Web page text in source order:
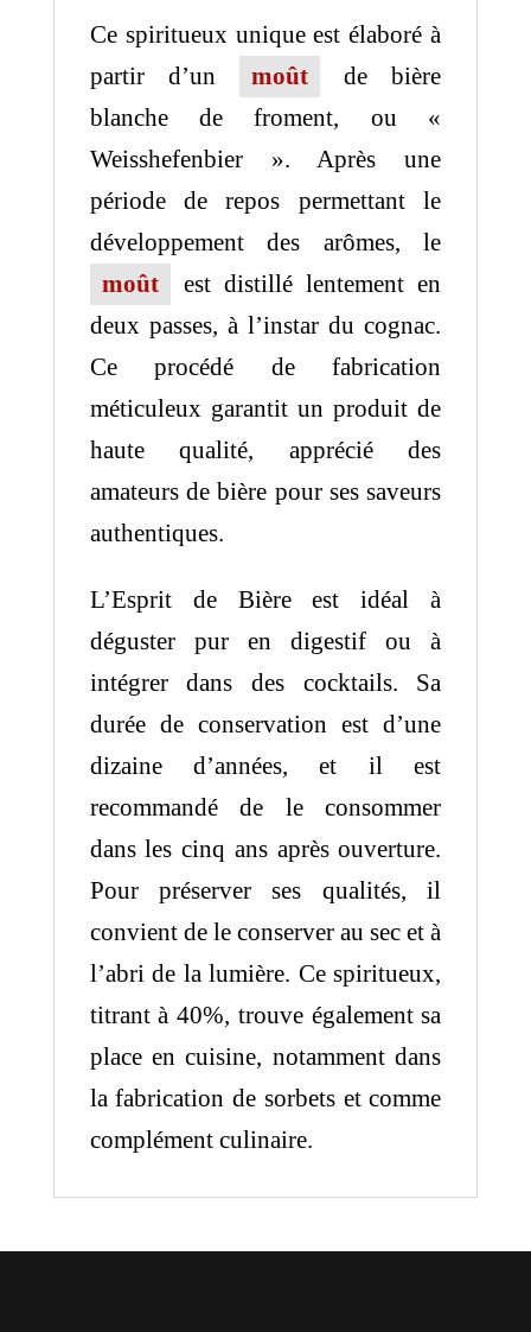
Ce spiritueux unique est élaboré à
partir d’un
moût
de bière
blanche de froment, ou «
Weisshefenbier ». Après une
période de repos permettant le
développement des arômes, le
moût
est distillé lentement en
deux passes, à l’instar du cognac.
Ce procédé de fabrication
méticuleux garantit un produit de
haute qualité, apprécié des
amateurs de bière pour ses saveurs
authentiques.
L’Esprit de Bière est idéal à
déguster pur en digestif ou à
intégrer dans des cocktails. Sa
durée de conservation est d’une
dizaine d’années, et il est
recommandé de le consommer
dans les cinq ans après ouverture.
Pour préserver ses qualités, il
convient de le conserver au sec et à
l’abri de la lumière. Ce spiritueux,
titrant à 40%, trouve également sa
place en cuisine, notamment dans
la fabrication de sorbets et comme
complément culinaire.